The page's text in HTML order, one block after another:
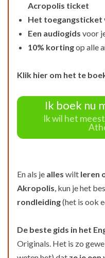
Acropolis ticket
Het toegangsticket
Een audiogids voor
10% kortingop alle
Klik hier om het te
Ik boek nu
Ik wil het
En als je alles wilt leren
Akropolis , kun je het
rondleiding(het is ook
De beste gids in het
Originals. Het is zo